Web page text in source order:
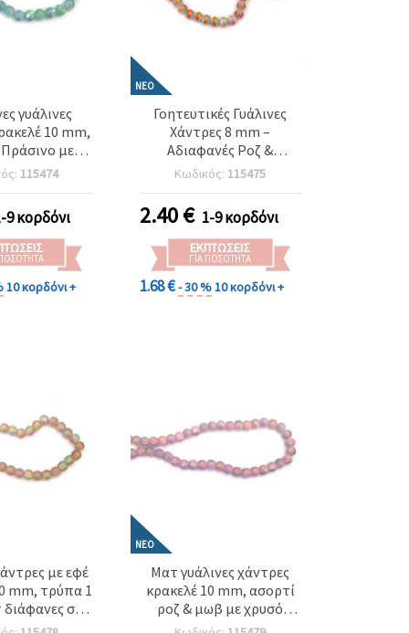
γυάλινες
10 mm,
με
τρύπα
τεμ. – για
&
115474
9 κορδόνι
10 κορδόνι +
ΝΈΟ
Γοητευτικές Γυάλινες
Χάντρες 8 mm –
Αδιαφανές Ροζ &
Πράσινο με Χρυσόχρωμο
Περίγραμμα, Τρύπα 1
mm, Περαστή Σειρά ~105
τεμ. – Ιδανικές για Κομψά
Κοσμήματα &
Καλλιτεχνικές
Χειροτεχνίες DIY
Κωδικός: 115475
2.40€ 1-9 κορδόνι
ΕΚΠΤΏΣΕΙΣ
ΓΙΑ ΠΟΣΌΤΗΤΑ
1.68 €- 30 %10 κορδόνι +
με εφέ
mm, τρύπα 1
σε
αποχρώσεις
ΝΈΟ
Ματ γυάλινες χάντρες
κρακελέ 10 mm, ασορτί
ροζ & μωβ με χρυσό
χρώμα, τρύπα 1 mm, ~85